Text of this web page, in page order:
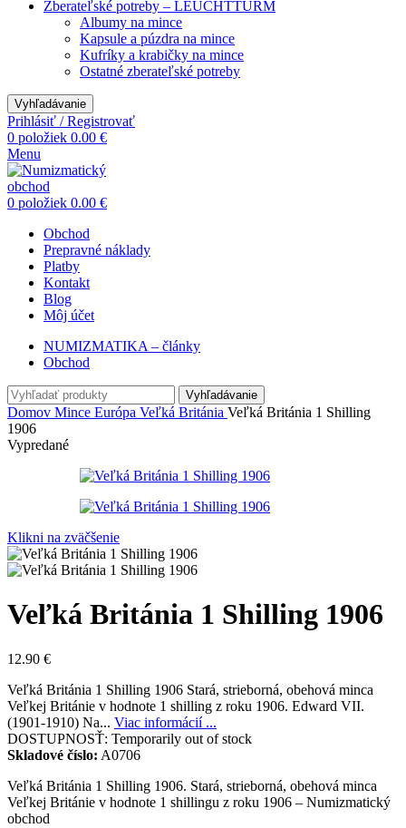
Zberateľské potreby – LEUCHTTURM
Albumy na mince
Kapsule a púzdra na mince
Kufríky a krabičky na mince
Ostatné zberateľské potreby
Vyhľadávanie
Prihlásiť / Registrovať
0 položiek 0.00 €
Menu
0 položiek 0.00 €
Obchod
Prepravné náklady
Platby
Kontakt
Blog
Môj účet
NUMIZMATIKA – články
Obchod
Vyhľadávanie
Domov Mince Európa Veľká Británia Veľká Británia 1 Shilling
1906
Vypredané
Klikni na zväčšenie
Veľká Británia 1 Shilling 1906
12.90 €
Veľká Británia 1 Shilling 1906 Stará, strieborná, obehová minca
Veľkej Británie v hodnote 1 shilling z roku 1906. Edward VII.
(1901-1910) Na... Viac informácií ...
DOSTUPNOSŤ: Temporarily out of stock
Skladové číslo: A0706
Veľká Británia 1 Shilling 1906. Stará, strieborná, obehová minca
Veľkej Británie v hodnote 1 shillingu z roku 1906 – Numizmatický
obchod